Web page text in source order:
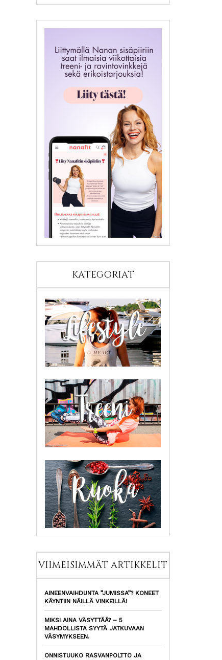
KATEGORIAT
VIIMEISIMMÄT ARTIKKELIT
AINEENVAIHDUNTA ”JUMISSA”? KONEET
KÄYNTIIN NÄILLÄ VINKEILLÄ!
MIKSI AINA VÄSYTTÄÄ? – 5
MAHDOLLISTA SYYTÄ JATKUVAAN
VÄSYMYKSEEN.
ONNISTUUKO RASVANPOLTTO JA